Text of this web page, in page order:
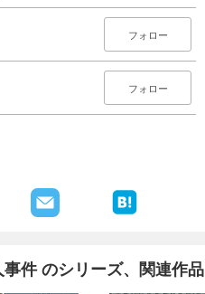
フォロー
フォロー
件 のシリーズ、関連作品